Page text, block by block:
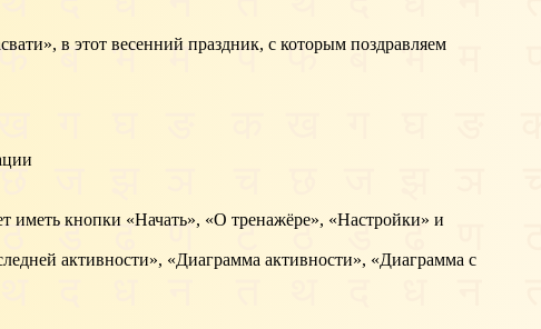
в этот весенний праздник, с которым поздравляем
иметь кнопки «Начать», «О тренажёре», «Настройки» и
активности», «Диаграмма активности», «Диаграмма с